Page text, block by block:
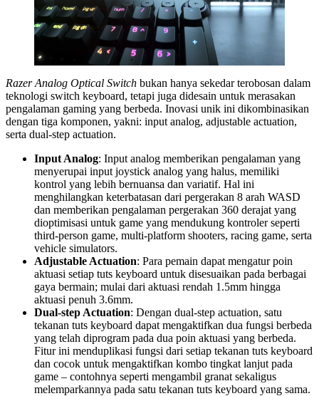
Razer Analog Optical Switch bukan hanya sekedar terobosan dalam
teknologi switch keyboard, tetapi juga didesain untuk merasakan
pengalaman gaming yang berbeda. Inovasi unik ini dikombinasikan
dengan tiga komponen, yakni: input analog, adjustable actuation,
serta dual-step actuation.
Input Analog: Input analog memberikan pengalaman yang
menyerupai input joystick analog yang halus, memiliki
kontrol yang lebih bernuansa dan variatif. Hal ini
menghilangkan keterbatasan dari pergerakan 8 arah WASD
dan memberikan pengalaman pergerakan 360 derajat yang
dioptimisasi untuk game yang mendukung kontroler seperti
third-person game, multi-platform shooters, racing game, serta
vehicle simulators.
Adjustable Actuation: Para pemain dapat mengatur poin
aktuasi setiap tuts keyboard untuk disesuaikan pada berbagai
gaya bermain; mulai dari aktuasi rendah 1.5mm hingga
aktuasi penuh 3.6mm.
Dual-step Actuation: Dengan dual-step actuation, satu
tekanan tuts keyboard dapat mengaktifkan dua fungsi berbeda
yang telah diprogram pada dua poin aktuasi yang berbeda.
Fitur ini menduplikasi fungsi dari setiap tekanan tuts keyboard
dan cocok untuk mengaktifkan kombo tingkat lanjut pada
game – contohnya seperti mengambil granat sekaligus
melemparkannya pada satu tekanan tuts keyboard yang sama.